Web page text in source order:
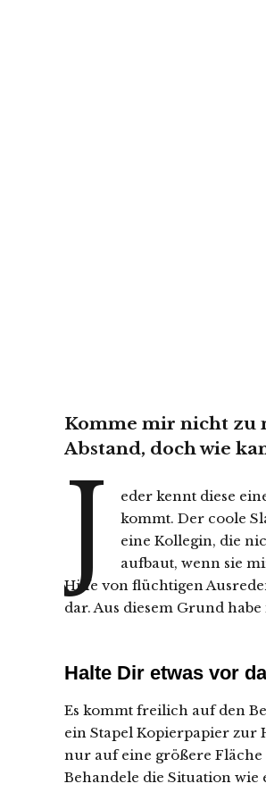
Komme mir nicht zu
Abstand, doch wie
J
eder kennt diese
kommt. Der coole
eine Kollegin, die
aufbaut, wenn sie
Hilfe von flüchtigen
dar. Aus diesem Grund
Halte Dir etwas vor
Es kommt freilich auf den
ein Stapel Kopierpapier zur
nur auf eine größere
Behandele die Situation